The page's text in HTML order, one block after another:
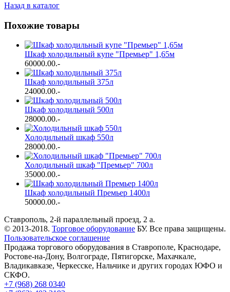
Назад в каталог
Похожие товары
Шкаф холодильный купе "Премьер" 1,65м
60000.00.-
Шкаф холодильный 375л
24000.00.-
Шкаф холодильный 500л
28000.00.-
Холодильный шкаф 550л
28000.00.-
Холодильный шкаф "Премьер" 700л
35000.00.-
Шкаф холодильный Премьер 1400л
50000.00.-
Ставрополь, 2-й параллельный проезд, 2 a.
© 2013-2018. Торговое оборудование БУ. Все права защищены.
Пользовательское соглашение
Продажа торгового оборудования в Ставрополе, Краснодаре,
Ростове-на-Дону, Волгограде, Пятигорске, Махачкале,
Владикавказе, Черкесске, Нальчике и других городах ЮФО и
СКФО.
+7 (968) 268 0340